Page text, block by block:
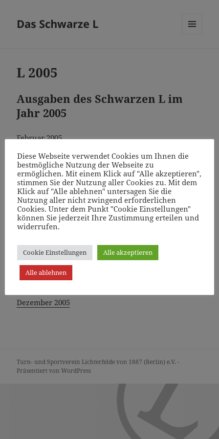
Das Schwarze L
L 2005
Ausgaben des Schwarzen L im
Jahr 2005
Februar 2005
März 2005
April 2005
Mai 2005
Sommer 2005
September 2005
Oktober 2005
Dezember 2005
Turn- und Sportverein Lichterfelde von 1887 (Berlin) e.V. -
Präsentiert von WordPress
Diese Webseite verwendet Cookies um Ihnen die
bestmögliche Nutzung der Webseite zu
ermöglichen. Mit einem Klick auf "Alle akzeptieren",
stimmen Sie der Nutzung aller Cookies zu. Mit dem
Klick auf "Alle ablehnen" untersagen Sie die
Nutzung aller nicht zwingend erforderlichen
Cookies. Unter dem Punkt "Cookie Einstellungen"
können Sie jederzeit Ihre Zustimmung erteilen und
widerrufen.
Cookie Einstellungen Alle akzeptieren
Alle ablehnen